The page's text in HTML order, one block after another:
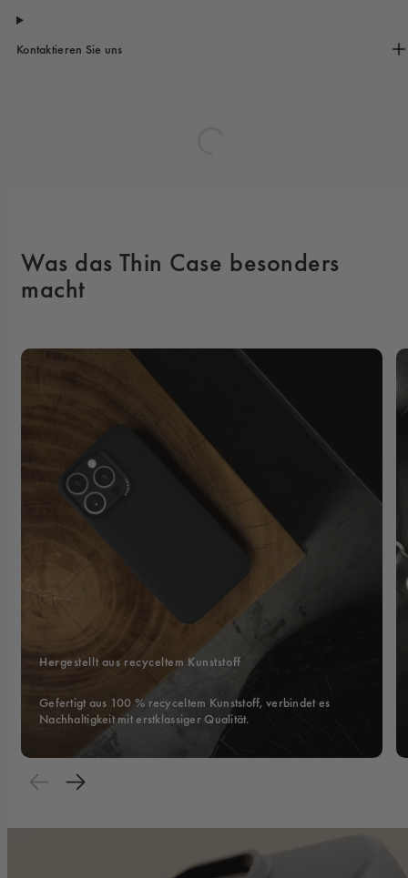
Kontaktieren Sie uns
Was das Thin Case besonders
macht
Hergestellt aus recyceltem Kunststoff
Gefertigt aus 100 % recyceltem Kunststoff, verbindet es
Nachhaltigkeit mit erstklassiger Qualität.